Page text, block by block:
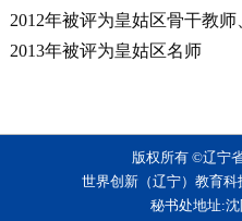
2012年被评为皇姑区骨干教师
2013年被评为皇姑区名师
版权所有 ©辽宁
世界创新（辽宁）教育
秘书处地址: